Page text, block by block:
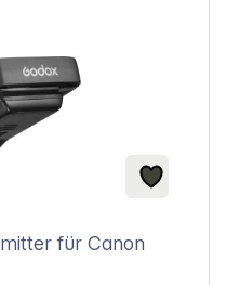
Transmitter für Canon